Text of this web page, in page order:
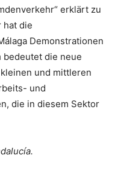
erklärt zu
hat die
Demonstrationen
bedeutet die neue
und mittleren
und
die in diesem Sektor